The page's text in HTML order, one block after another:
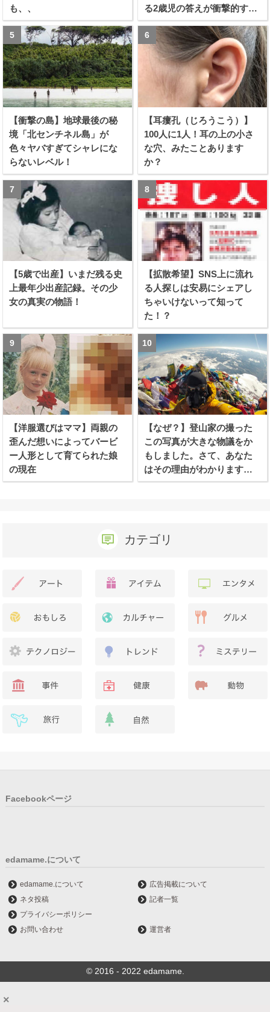
も、、
る2歳児の答えが衝撃的すぎ
る！！
【衝撃の島】地球最後の秘
境「北センチネル島」が
色々ヤバすぎてシャレにな
らないレベル！
【耳瘻孔（じろうこう）】
100人に1人！耳の上の小さ
な穴、みたことあります
か？
【5歳で出産】いまだ残る史
上最年少出産記録。その少
女の真実の物語！
【拡散希望】SNS上に流れ
る人探しは安易にシェアし
ちゃいけないって知って
た！？
【洋服選びはママ】両親の
歪んだ想いによってバービ
ー人形として育てられた娘
の現在
【なぜ？】登山家の撮った
この写真が大きな物議をか
もしました。さて、あなた
はその理由がわかります
か？
カテゴリ
Facebookページ
edamame.について
edamame.について
広告掲載について
ネタ投稿
記者一覧
プライバシーポリシー
お問い合わせ
運営者
© 2016 - 2022 edamame.
×